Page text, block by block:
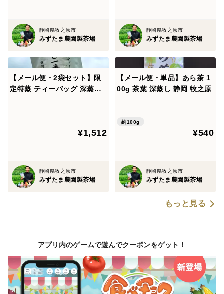
※ご質問やお問い合わせ、ご要望はご購入前にお願いい
たします。
静岡県牧之原市
みずたま農園製茶場
静岡県牧之原市
みずたま農園製茶場
【メール便・2袋セット】限
定特蒸 ティーバッグ 深蒸し
¥1,512
静岡県牧之原市
みずたま農園製茶場
【メール便・単品】あら茶 1
00g 茶葉 深蒸し 静岡 牧之原
約100g
¥540
静岡県牧之原市
みずたま農園製茶場
もっと見る
アプリ内のゲームで遊んでクーポンをゲット！